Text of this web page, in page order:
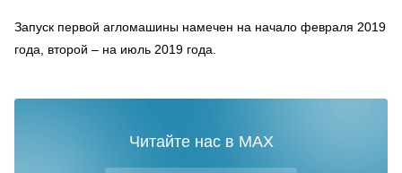
Запуск первой агломашины намечен на начало февраля 2019
года, второй – на июль 2019 года.
Читайте нас в MAX